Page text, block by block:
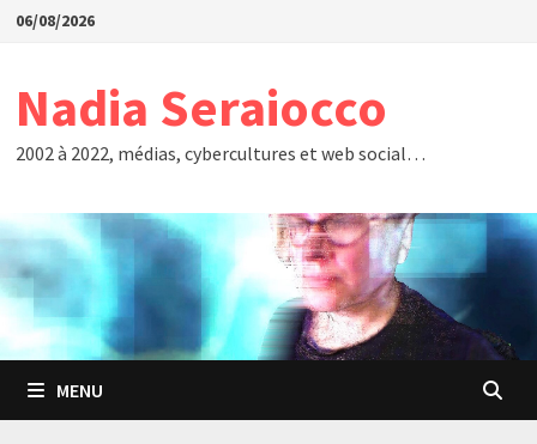
Passer
06/08/2026
Nadia Seraiocco
2002 à 2022, médias, cybercultures et web social…
MENU